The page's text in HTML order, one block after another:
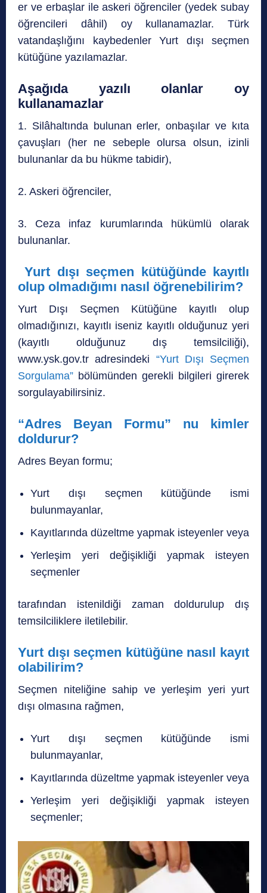
er ve erbaşlar ile askeri öğrenciler (yedek subay
öğrencileri dâhil) oy kullanamazlar. Türk
vatandaşlığını kaybedenler Yurt dışı seçmen
kütüğüne yazılamazlar.
Aşağıda yazılı olanlar oy
kullanamazlar
1. Silâhaltında bulunan erler, onbaşılar ve kıta
çavuşları (her ne sebeple olursa olsun, izinli
bulunanlar da bu hükme tabidir),
2. Askeri öğrenciler,
3. Ceza infaz kurumlarında hükümlü olarak
bulunanlar.
Yurt dışı seçmen kütüğünde kayıtlı
olup olmadığımı nasıl öğrenebilirim?
Yurt Dışı Seçmen Kütüğüne kayıtlı olup
olmadığınızı, kayıtlı iseniz kayıtlı olduğunuz yeri
(kayıtlı olduğunuz dış temsilciliği),
www.ysk.gov.tr adresindeki “Yurt Dışı Seçmen
Sorgulama” bölümünden gerekli bilgileri girerek
sorgulayabilirsiniz.
“Adres Beyan Formu” nu kimler
doldurur?
Adres Beyan formu;
Yurt dışı seçmen kütüğünde ismi
bulunmayanlar,
Kayıtlarında düzeltme yapmak isteyenler veya
Yerleşim yeri değişikliği yapmak isteyen
seçmenler
tarafından istenildiği zaman doldurulup dış
temsilciliklere iletilebilir.
Yurt dışı seçmen kütüğüne nasıl kayıt
olabilirim?
Seçmen niteliğine sahip ve yerleşim yeri yurt
dışı olmasına rağmen,
Yurt dışı seçmen kütüğünde ismi
bulunmayanlar,
Kayıtlarında düzeltme yapmak isteyenler veya
Yerleşim yeri değişikliği yapmak isteyen
seçmenler;